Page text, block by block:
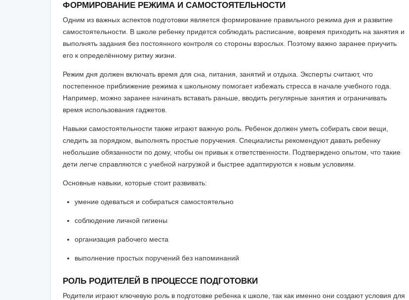
ФОРМИРОВАНИЕ РЕЖИМА И САМОСТОЯТЕЛЬНОСТИ
Одним из важных аспектов подготовки является формирование правильного режима дня и развитие
самостоятельности. В школе ребенку придется соблюдать расписание, вовремя приходить на занятия и
выполнять задания без постоянного контроля со стороны взрослых. Поэтому важно заранее приучить
его к определённому ритму жизни.
Режим дня должен включать время для сна, питания, занятий и отдыха. Эксперты считают, что
постепенное приближение режима к школьному помогает избежать стресса в начале учебного года.
Например, можно заранее начинать вставать раньше, вводить регулярные занятия и ограничивать
время использования гаджетов.
Навыки самостоятельности также играют важную роль. Ребенок должен уметь собирать свои вещи,
следить за порядком, выполнять простые поручения. Специалисты рекомендуют давать ребенку
небольшие обязанности по дому, чтобы он привык к ответственности. Подтверждено опытом, что такие
дети легче справляются с учебной нагрузкой и быстрее адаптируются к новым условиям.
Основные навыки, которые стоит развивать:
умение одеваться и собираться самостоятельно
соблюдение личной гигиены
организация рабочего места
выполнение простых поручений без напоминаний
РОЛЬ РОДИТЕЛЕЙ В ПРОЦЕССЕ ПОДГОТОВКИ
Родители играют ключевую роль в подготовке ребенка к школе, так как именно они создают условия для